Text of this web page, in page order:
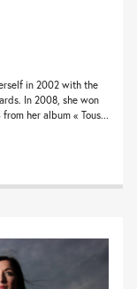
in 2002 with the
In 2008, she won
her album « Tous...